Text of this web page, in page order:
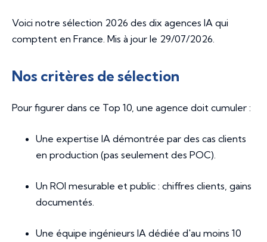
Voici notre sélection 2026 des dix agences IA qui
comptent en France. Mis à jour le 29/07/2026
Nos critères de sélection
Pour figurer dans ce Top 10, une agence doit cumuler :
Une expertise IA démontrée par des cas clients
en production (pas seulement des POC).
Un ROI mesurable et public : chiffres clients, gains
documentés.
Une équipe ingénieurs IA dédiée d'au moins 10